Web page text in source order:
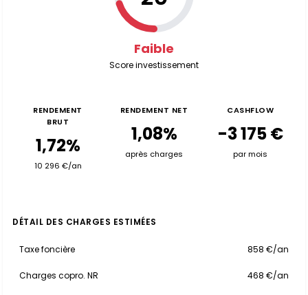
Faible
Score investissement
RENDEMENT
BRUT
1,72%
10 296 €/an
RENDEMENT NET
1,08%
après charges
CASHFLOW
-3 175 €
par mois
DÉTAIL DES CHARGES ESTIMÉES
Taxe foncière 858 €/an
Charges copro. NR 468 €/an